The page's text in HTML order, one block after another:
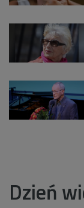
Dzień